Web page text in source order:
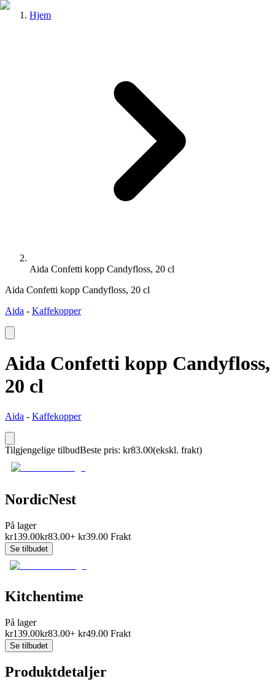
Hjem
Aida Confetti kopp Candyfloss, 20 cl
Aida Confetti kopp Candyfloss, 20 cl
Aida - Kaffekopper
Aida Confetti kopp Candyfloss,
20 cl
Aida - Kaffekopper
Tilgjengelige tilbudBeste pris: kr83.00(ekskl. frakt)
NordicNest
På lager
kr139.00kr83.00+ kr39.00 Frakt
Se tilbudet
Kitchentime
På lager
kr139.00kr83.00+ kr49.00 Frakt
Se tilbudet
Produktdetaljer